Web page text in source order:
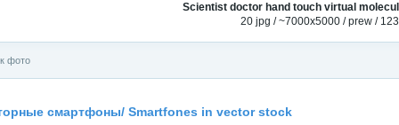
Scientist doctor hand touch virtual
20 jpg / ~7000x5000 / prew /
фото
смартфоны/ Smartfones in vector stock